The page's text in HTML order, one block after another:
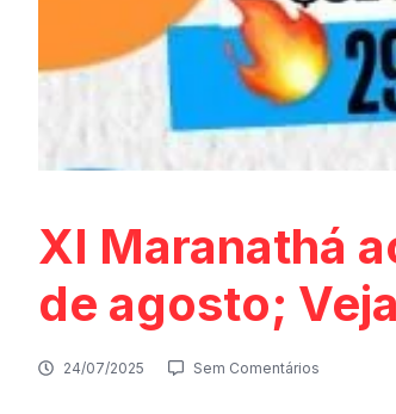
XI Maranathá
de agosto;
24/07/2025 Sem Comentários